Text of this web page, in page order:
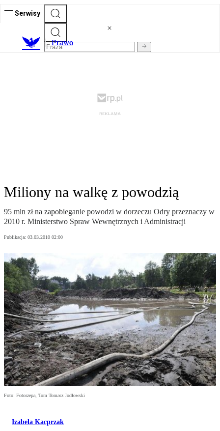
Serwisy
Prawo
Miliony na walkę z powodzią
95 mln zł na zapobieganie powodzi w dorzeczu Odry przeznaczy w
2010 r. Ministerstwo Spraw Wewnętrznych i Administracji
Publikacja: 03.03.2010 02:00
Foto: Fotorzepa, Tom Tomasz Jodłowski
Izabela Kacprzak